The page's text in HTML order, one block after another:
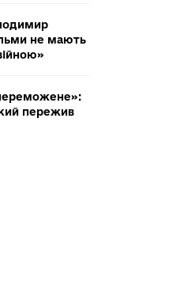
не мають
пережив